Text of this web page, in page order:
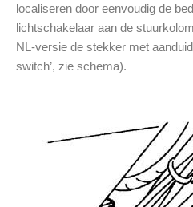
localiseren door eenvoudig de
lichtschakelaar aan de
NL-versie de stekker met
switch’, zie schema).